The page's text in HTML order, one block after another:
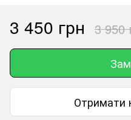
3 450 грн 3 950
Отримати